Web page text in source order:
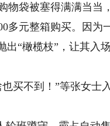
袋被塞得满满当当
多元整箱购买。因为
出“橄榄枝”，让其入
买不到！”等张女士